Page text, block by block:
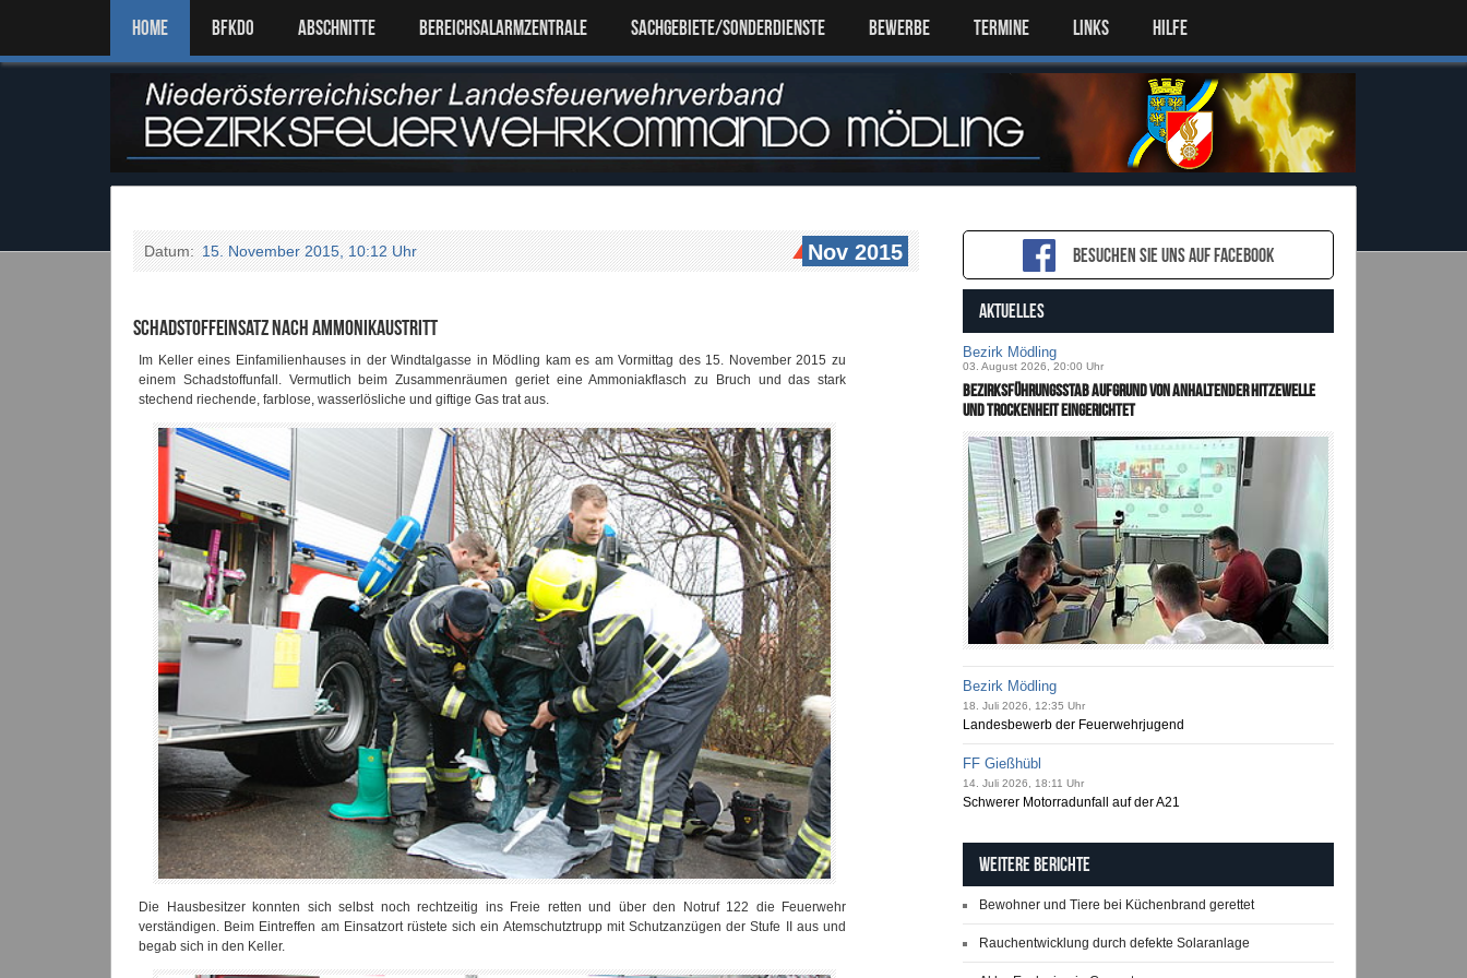
Home BFKDO ABSCHNITTE BEREICHSALARMZENTRALE SACHGEBIETE/SONDERDIENSTE Bewerbe TERMINE LINKS HILFE
Datum:15. November 2015, 10:12 Uhr Nov 2015
Schadstoffeinsatz nach Ammonikaustritt
Im Keller eines Einfamilienhauses in der Windtalgasse in Mödling kam es am Vormittag des 15. November 2015 zu
einem Schadstoffunfall. Vermutlich beim Zusammenräumen geriet eine Ammoniakflasch zu Bruch und das stark
stechend riechende, farblose, wasserlösliche und giftige Gas trat aus.
Die Hausbesitzer konnten sich selbst noch rechtzeitig ins Freie retten und über den Notruf 122 die Feuerwehr
verständigen. Beim Eintreffen am Einsatzort rüstete sich ein Atemschutztrupp mit Schutzanzügen der Stufe II aus und
begab sich in den Keller.
Besuchen sie uns auf Facebook
AKTUELLES
Bezirk Mödling
03. August 2026, 20:00 Uhr
Bezirksführungsstab aufgrund von anhaltender Hitzewelle
und Trockenheit eingerichtet
Bezirk Mödling
18. Juli 2026, 12:35 Uhr
Landesbewerb der Feuerwehrjugend
FF Gießhübl
14. Juli 2026, 18:11 Uhr
Schwerer Motorradunfall auf der A21
Weitere Berichte
Bewohner und Tiere bei Küchenbrand gerettet
Rauchentwicklung durch defekte Solaranlage